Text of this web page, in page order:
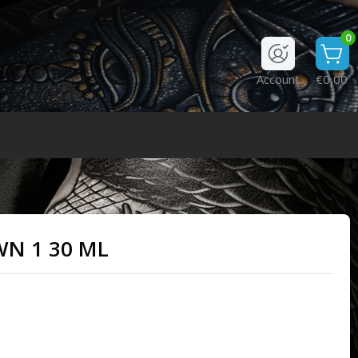
0
€0,00
Account
1 30 ML